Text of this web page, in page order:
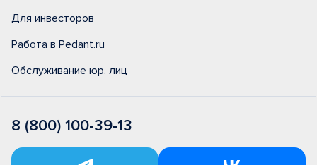
Для инвесторов
Работа в Pedant.ru
Обслуживание юр. лиц
8 (800) 100-39-13